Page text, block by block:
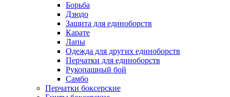
Борьба
Дзюдо
Защита для единоборств
Карате
Лапы
Одежда для других единоборств
Перчатки для единоборств
Рукопашный бой
Самбо
Перчатки боксерские